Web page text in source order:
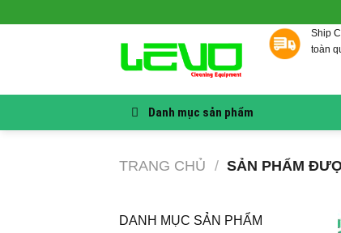
Ship
toàn
Danh mục sản phẩm
TRANG CHỦ / SẢN PHẨM
DANH MỤC SẢN PHẨM